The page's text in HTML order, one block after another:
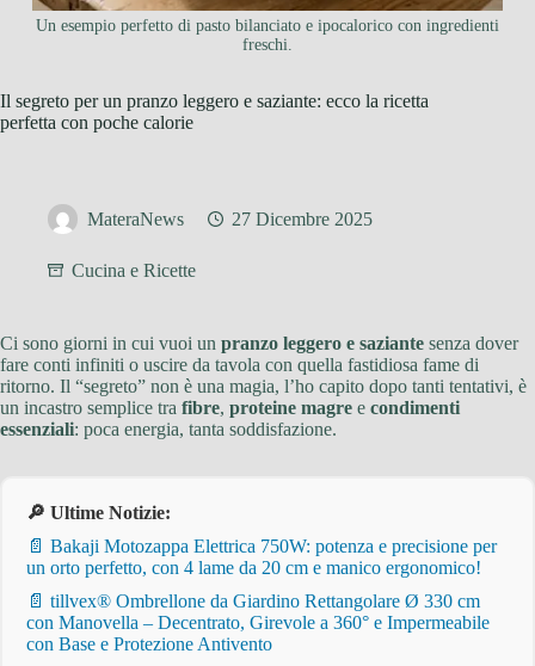
Un esempio perfetto di pasto bilanciato e ipocalorico con ingredienti
freschi.
Il segreto per un pranzo leggero e saziante: ecco la ricetta
perfetta con poche calorie
MateraNews 27 Dicembre 2025
Cucina e Ricette
Ci sono giorni in cui vuoi un pranzo leggero e saziante senza dover
fare conti infiniti o uscire da tavola con quella fastidiosa fame di
ritorno. Il “segreto” non è una magia, l’ho capito dopo tanti tentativi, è
un incastro semplice tra fibre, proteine magre e condimenti
essenziali: poca energia, tanta soddisfazione.
🔎 Ultime Notizie:
📄 Bakaji Motozappa Elettrica 750W: potenza e precisione per
un orto perfetto, con 4 lame da 20 cm e manico ergonomico!
📄 tillvex® Ombrellone da Giardino Rettangolare Ø 330 cm
con Manovella – Decentrato, Girevole a 360° e Impermeabile
con Base e Protezione Antivento